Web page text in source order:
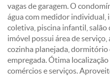
vagas de garagem. O
água com medidor individual,
coletiva, piscina infantil, salão
imóvel possui área de
cozinha planejada,
empregada. Ótima
comércios e serviços.